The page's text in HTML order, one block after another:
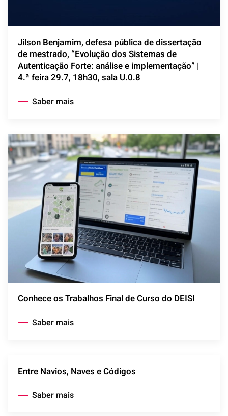
Jilson Benjamim, defesa pública de dissertação
de mestrado, “Evolução dos Sistemas de
Autenticação Forte: análise e implementação” |
4.ª feira 29.7, 18h30, sala U.0.8
Saber mais
Conhece os Trabalhos Final de Curso do DEISI
Saber mais
Entre Navios, Naves e Códigos
Saber mais